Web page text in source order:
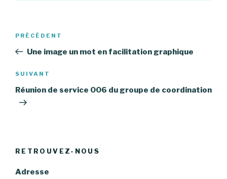
Navigation
Article
précédent
PRÉCÉDENT
Une image un mot en facilitation graphique
Article
suivant
SUIVANT
Réunion de service 006 du groupe de coordination
RETROUVEZ-NOUS
Adresse